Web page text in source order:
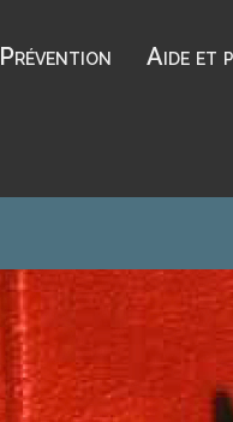
Prévention Aide et